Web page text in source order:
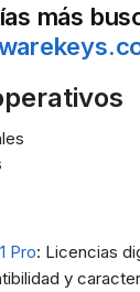
más
Pro: Licencias
y